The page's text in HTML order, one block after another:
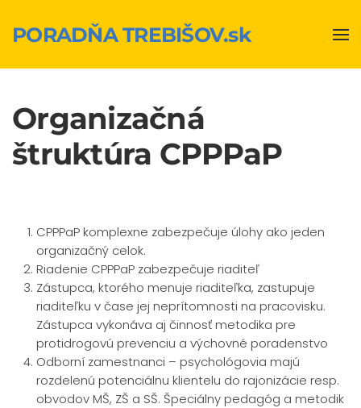
Skip to main content
PORADŇA TREBIŠOV.sk
Organizačná
štruktúra CPPPaP
CPPPaP komplexne zabezpečuje úlohy ako jeden
organizačný celok.
Riadenie CPPPaP zabezpečuje riaditeľ
Zástupca, ktorého menuje riaditeľka, zastupuje
riaditeľku v čase jej neprítomnosti na pracovisku.
Zástupca vykonáva aj činnosť metodika pre
protidrogovú prevenciu a výchovné poradenstvo
Odborní zamestnanci – psychológovia majú
rozdelenú potenciálnu klientelu do rajonizácie resp.
obvodov MŠ, ZŠ a SŠ. Špeciálny pedagóg a metodik